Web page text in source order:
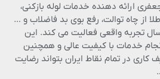
ارائه دهنده خدمات لوله بازکنی،
از چاه توالت، رفع بوی بد فاضلاب و …
که با بیش از 18 سال تجربه واقعی فعالیت می کند. این
خدمات با کیفیت عالی و همچنین
در تمام نقاط ایران بتواند رضایت